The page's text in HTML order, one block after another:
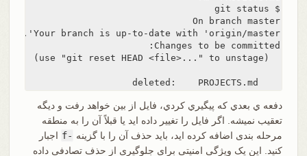
$ git status
On branch master
دفعه ي بعدي که پيگيري کردي، فايل از بين خواهد رفت و ديگه
تعقيب نميشه. اگر فایل را تغییر داده اید یا قبلاً آن را به منطقه
مرحله بندی اضافه کرده اید، باید حذف آن را با گزینه -f
اجبار
کنید. این یک ویژگی امنیتی برای جلوگیری از حذف تصادفی داده